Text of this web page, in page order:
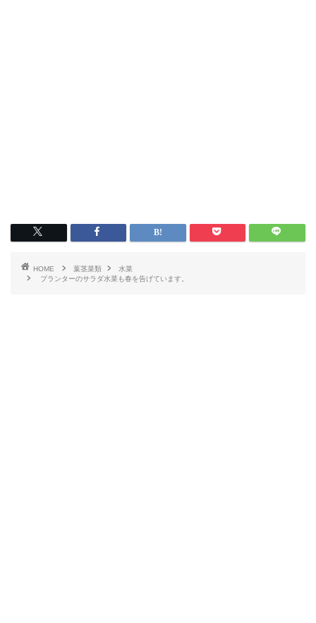
HOME 葉茎菜類
水菜
プランターのサラダ水菜も春を告げています。